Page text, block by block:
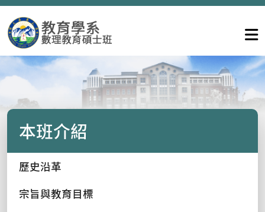
本班介紹
歷史沿革
宗旨與教育目標